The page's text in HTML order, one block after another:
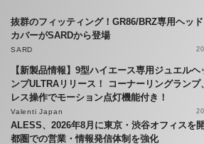
抜群のフィッティング！GR86/BRZ専用ヘッ
カバーがSARDから登場
SARD
【新製品情報】9型ハイエース専用ジュエルヘ
ンプULTRAリリース！ コーナーリングランプ
レス操作でモーション点灯機能付き！
Valenti Japan
ALESS、2026年8月に東京・渋谷オフィス
都圏での営業・情報発信体制を強化